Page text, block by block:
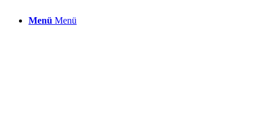
Menü Menü